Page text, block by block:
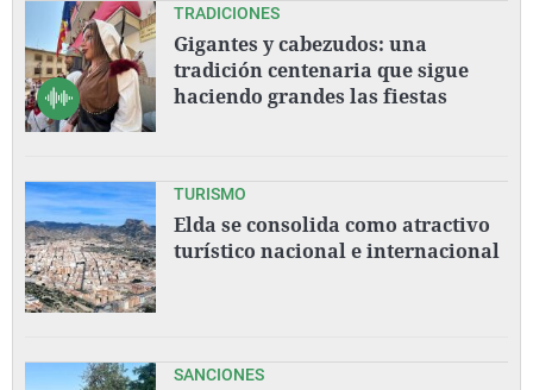
TRADICIONES
Gigantes y cabezudos: una
tradición centenaria que sigue
haciendo grandes las fiestas
TURISMO
Elda se consolida como atractivo
turístico nacional e internacional
SANCIONES